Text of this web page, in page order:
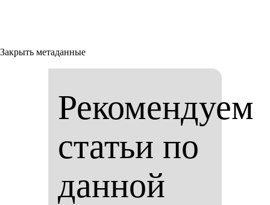
Закрыть метаданные
Рекомендуем
статьи по
данной